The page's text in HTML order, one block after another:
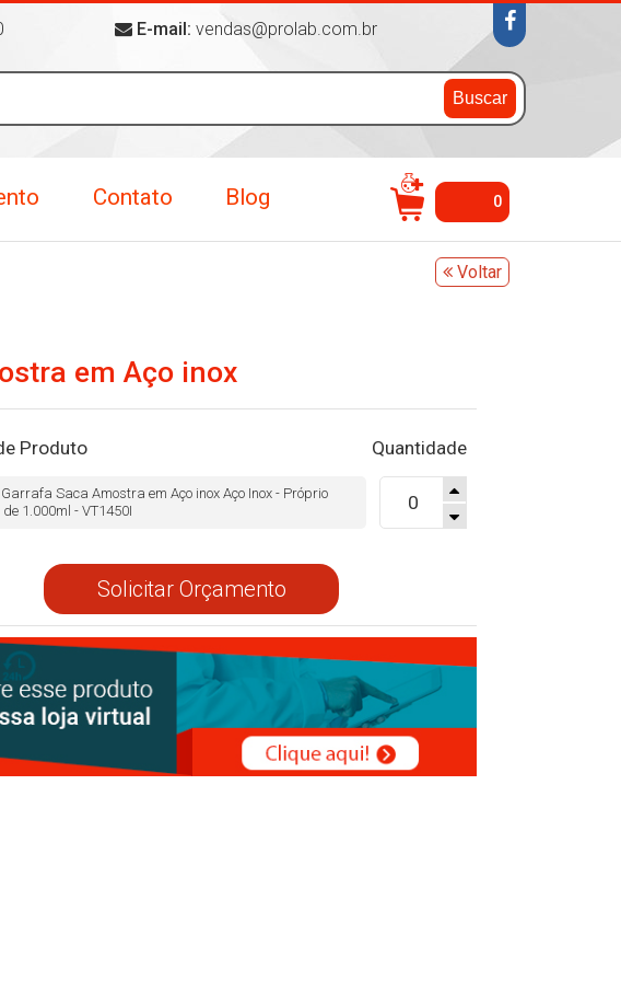
E-mail: vendas@prolab.com.br
Buscar
Contato Blog 0
Voltar
em Aço inox
Produto Quantidade
Saca Amostra em Aço inox Aço Inox - Próprio
1.000ml - VT1450I
Solicitar Orçamento